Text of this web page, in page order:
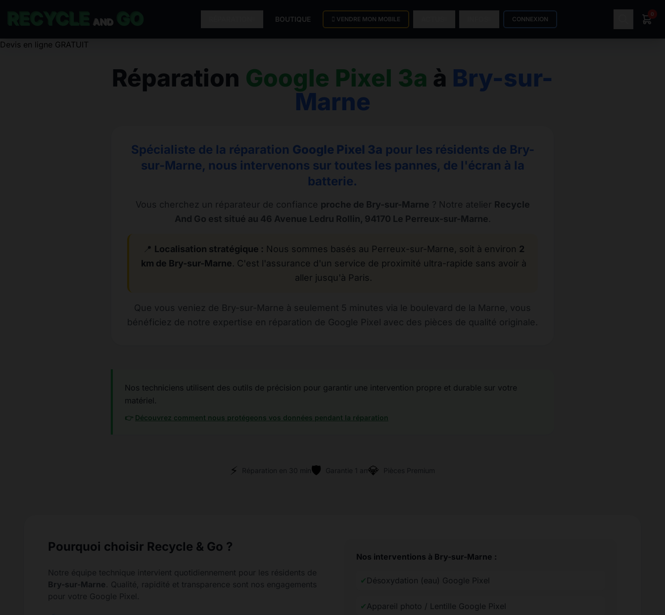
AND BOUTIQUE VENDRE MON MOBILE CONNEXION
0
Devis en ligne GRATUIT
Réparation Google Pixel 3a à Bry-sur-
Marne
Spécialiste de la réparation Google Pixel 3a pour les résidents de Bry-
sur-Marne, nous intervenons sur toutes les pannes, de l'écran à la
batterie.
Vous cherchez un réparateur de confiance proche de Bry-sur-Marne ? Notre atelier Recycle
And Go est situé au 46 Avenue Ledru Rollin, 94170 Le Perreux-sur-Marne.
📍 Localisation stratégique : Nous sommes basés au Perreux-sur-Marne, soit à environ 2
km de Bry-sur-Marne. C'est l'assurance d'un service de proximité ultra-rapide sans avoir à
aller jusqu'à Paris.
Que vous veniez de Bry-sur-Marne à seulement 5 minutes via le boulevard de la Marne, vous
bénéficiez de notre expertise en réparation de Google Pixel avec des pièces de qualité originale.
Nos techniciens utilisent des outils de précision pour garantir une intervention propre et durable sur votre
matériel.
👉 Découvrez comment nous protégeons vos données pendant la réparation
⚡ Réparation en 30 min🛡️ Garantie 1 an💎 Pièces Premium
Pourquoi choisir Recycle & Go ?
Notre équipe technique intervient quotidiennement pour les résidents de
Bry-sur-Marne. Qualité, rapidité et transparence sont nos engagements
pour votre Google Pixel.
Nos interventions à Bry-sur-Marne :
✔ Désoxydation (eau) Google Pixel
✔Appareil photo / Lentille Google Pixel